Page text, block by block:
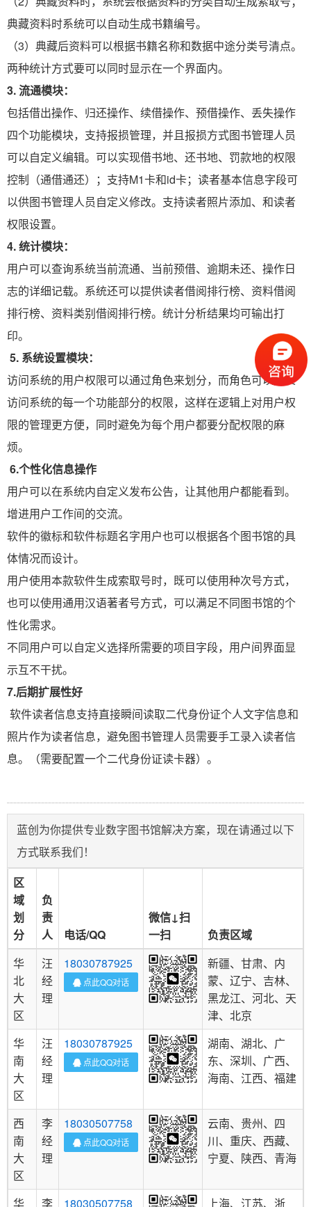
典藏资料时系统可以自动生成书籍编号。
（3）典藏后资料可以根据书籍名称和数据中途分类号清点。
两种统计方式要可以同时显示在一个界面内。
3.流通模块：
包括借出操作、归还操作、续借操作、预借操作、丢失操作
四个功能模块，支持报损管理，并且报损方式图书管理人员
可以自定义编辑。可以实现借书地、还书地、罚款地的权限
控制（通借通还）；支持M1卡和id卡；读者基本信息字段可
以供图书管理人员自定义修改。支持读者照片添加、和读者
权限设置。
4.统计模块：
用户可以查询系统当前流通、当前预借、逾期未还、操作日
志的详细记载。系统还可以提供读者借阅排行榜、资料借阅
排行榜、资料类别借阅排行榜。统计分析结果均可输出打
印。
5. 系统设置模块：
访问系统的用户权限可以通过角色来划分，而角色可以定义
访问系统的每一个功能部分的权限，这样在逻辑上对用户权
限的管理更方便，同时避免为每个用户都要分配权限的麻
烦。
6.个性化信息操作
用户可以在系统内自定义发布公告，让其他用户都能看到。
增进用户工作间的交流。
软件的徽标和软件标题名字用户也可以根据各个图书馆的具
体情况而设计。
用户使用本款软件生成索取号时，既可以使用种次号方式，
也可以使用通用汉语著者号方式，可以满足不同图书馆的个
性化需求。
不同用户可以自定义选择所需要的项目字段，用户间界面显
示互不干扰。
7.后期扩展性好
软件读者信息支持直接瞬间读取二代身份证个人文字信息和
照片作为读者信息，避免图书管理人员需要手工录入读者信
息。（需要配置一个二代身份证读卡器）。
蓝创为你提供专业数字图书馆解决方案，现在请通过以下
方式联系我们！
区
域
划
分
负
责
人
电话/QQ
微信↓扫
一扫
负责区域
华
北
大
区
汪
经
理
18030787925
点此QQ对话
新疆、甘肃、内
蒙、辽宁、吉林、
黑龙江、河北、天
津、北京
华
南
大
区
汪
经
理
18030787925
点此QQ对话
湖南、湖北、广
东、深圳、广西、
海南、江西、福建
西
南
大
区
李
经
理
18030507758
点此QQ对话
云南、贵州、四
川、重庆、西藏、
宁夏、陕西、青海
华 李 18030507758 上海、江苏、浙